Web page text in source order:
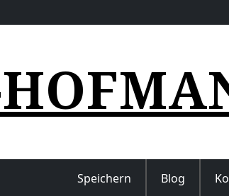
Speichern Blog